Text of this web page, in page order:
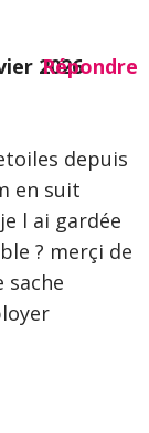
2026
Répondre
depuis
en suit
l ai gardée
? merçi de
sache